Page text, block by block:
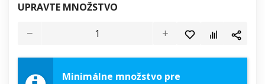
UPRAVTE MNOŽSTVO
Minimálne množstvo pre